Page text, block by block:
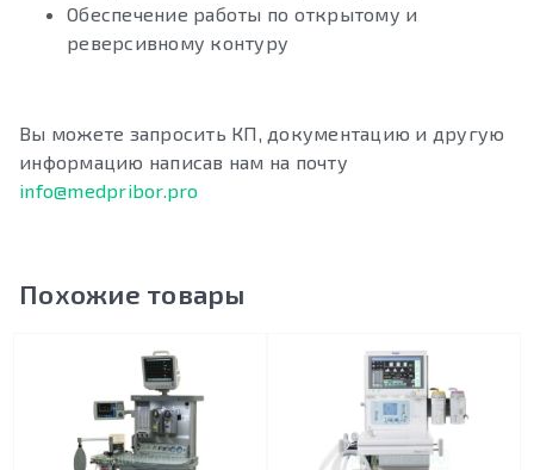
Обеспечение работы по открытому и
реверсивному контуру
Вы можете запросить КП, документацию и другую
информацию написав нам на почту
info@medpribor.pro
Похожие товары